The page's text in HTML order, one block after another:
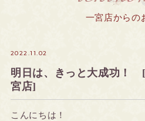
一宮店からの
2022.11.02
明日は、きっと大成功！
宮店]
こんにちは！